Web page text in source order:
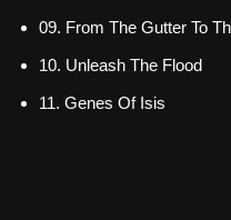
09. From The Gutter To
10. Unleash The Flood
11. Genes Of Isis